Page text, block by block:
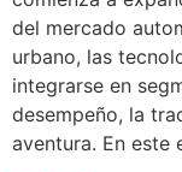
del mercado
urbano, las
integrarse en
desempeño, la
aventura. En este